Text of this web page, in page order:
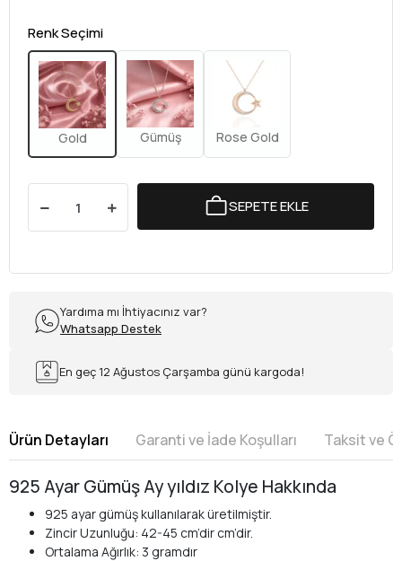
Renk Seçimi
Gold Gümüş Rose Gold
SEPETE EKLE
Yardıma mı İhtiyacınız var?
Whatsapp Destek
En geç 12 Ağustos Çarşamba günü kargoda!
Ürün Detayları Garanti ve İade Koşulları Taksit ve
925 Ayar Gümüş Ay yıldız Kolye Hakkında
925 ayar gümüş kullanılarak üretilmiştir.
Zincir Uzunluğu: 42-45 cm’dir cm’dir.
Ortalama Ağırlık: 3 gramdır